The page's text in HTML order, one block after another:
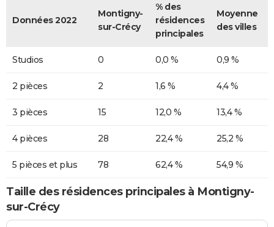
Données 2022
Montigny-
sur-Crécy
% des
résidences
principales
Moyenne
des villes
Studios 0 0,0 % 0,9 %
2 pièces 2 1,6 % 4,4 %
3 pièces 15 12,0 % 13,4 %
4 pièces 28 22,4 % 25,2 %
5 pièces et plus 78 62,4 % 54,9 %
Taille des résidences principales à Montigny-
sur-Crécy